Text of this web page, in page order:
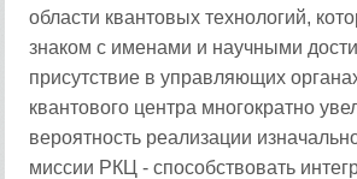
области квантовых технологий,
знаком с именами и научными
присутствие в управляющих
квантового центра многократно
вероятность реализации
миссии РКЦ - способствовать